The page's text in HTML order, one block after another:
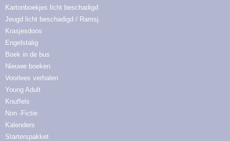
Kartonboekjes licht beschadigd
Jeugd licht beschadigd / Ramsj
Krasjesdoos
Engelstalig
Boek in de bus
Nieuwe boeken
Voorlees verhalen
Young Adult
Knuffels
Non -Fictie
Kalenders
Starterspakket